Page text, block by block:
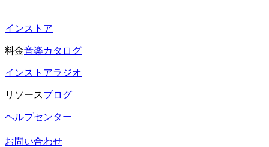
インストア
料金音楽カタログ
インストアラジオ
リソースブログ
ヘルプセンター
お問い合わせ